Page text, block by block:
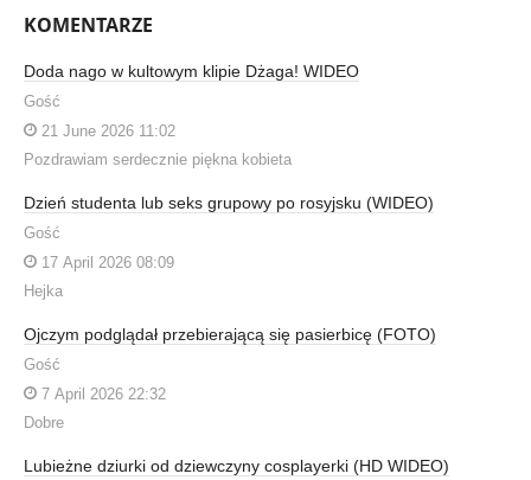
KOMENTARZE
Doda nago w kultowym klipie Dżaga! WIDEO
Gość
21 June 2026 11:02
Pozdrawiam serdecznie piękna kobieta
Dzień studenta lub seks grupowy po rosyjsku (WIDEO)
Gość
17 April 2026 08:09
Hejka
Ojczym podglądał przebierającą się pasierbicę (FOTO)
Gość
7 April 2026 22:32
Dobre
Lubieżne dziurki od dziewczyny cosplayerki (HD WIDEO)